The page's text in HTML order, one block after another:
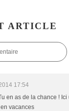
ARTICLE
17:54
en as de la chance !
vacances